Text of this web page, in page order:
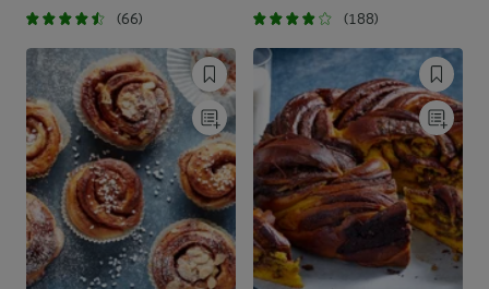
(66) (188)